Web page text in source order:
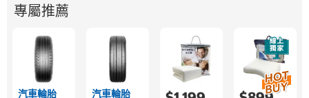
專屬推薦
汽車輪胎 汽車輪胎